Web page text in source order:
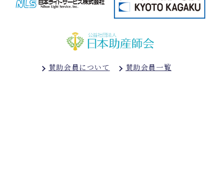
賛助会員について 賛助会員一覧